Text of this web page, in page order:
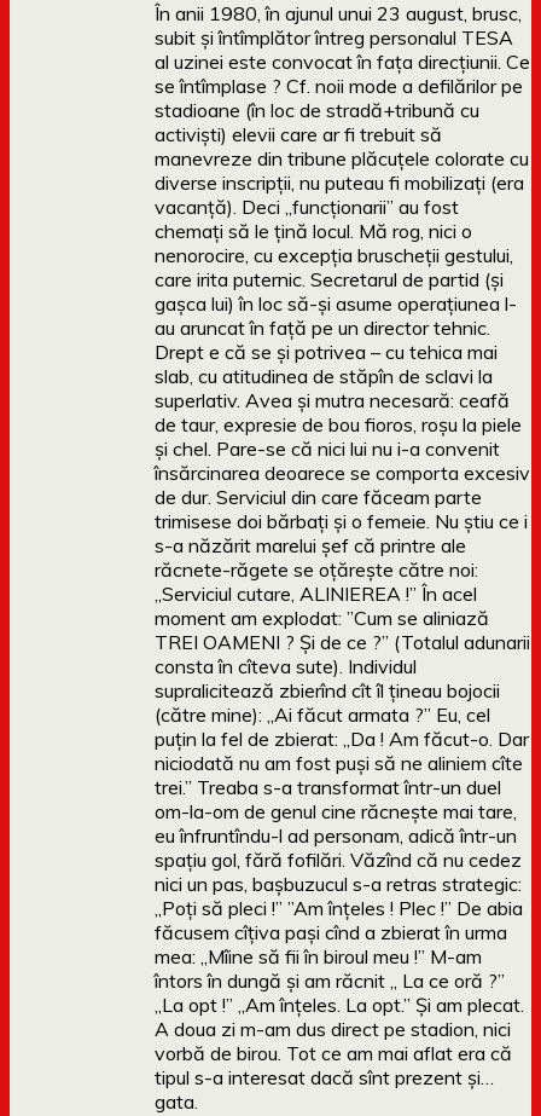
În anii 1980, în ajunul unui 23 august, brusc,
subit și întîmplător întreg personalul TESA
al uzinei este convocat în fața direcțiunii. Ce
se întîmplase ? Cf. noii mode a defilărilor pe
stadioane (în loc de stradă+tribună cu
activiști) elevii care ar fi trebuit să
manevreze din tribune plăcuțele colorate cu
diverse inscripții, nu puteau fi mobilizați (era
vacanță). Deci „funcționarii” au fost
chemați să le țină locul. Mă rog, nici o
nenorocire, cu excepția bruscheții gestului,
care irita puternic. Secretarul de partid (și
gașca lui) în loc să-și asume operațiunea l-
au aruncat în față pe un director tehnic.
Drept e că se și potrivea – cu tehica mai
slab, cu atitudinea de stăpîn de sclavi la
superlativ. Avea și mutra necesară: ceafă
de taur, expresie de bou fioros, roșu la piele
și chel. Pare-se că nici lui nu i-a convenit
însărcinarea deoarece se comporta excesiv
de dur. Serviciul din care făceam parte
trimisese doi bărbați și o femeie. Nu știu ce i
s-a năzărit marelui șef că printre ale
răcnete-răgete se oțărește către noi:
„Serviciul cutare, ALINIEREA !” În acel
moment am explodat: ”Cum se aliniază
TREI OAMENI ? Și de ce ?” (Totalul adunarii
consta în cîteva sute). Individul
supralicitează zbierînd cît îl țineau bojocii
(către mine): „Ai făcut armata ?” Eu, cel
puțin la fel de zbierat: „Da ! Am făcut-o. Dar
niciodată nu am fost puși să ne aliniem cîte
trei.” Treaba s-a transformat într-un duel
om-la-om de genul cine răcnește mai tare,
eu înfruntîndu-l ad personam, adică într-un
spațiu gol, fără fofilări. Văzînd că nu cedez
nici un pas, bașbuzucul s-a retras strategic:
„Poți să pleci !” ”Am înțeles ! Plec !” De abia
făcusem cîțiva pași cînd a zbierat în urma
mea: „Mîine să fii în biroul meu !” M-am
întors în dungă și am răcnit „ La ce oră ?”
„La opt !” „Am înțeles. La opt.” Și am plecat.
A doua zi m-am dus direct pe stadion, nici
vorbă de birou. Tot ce am mai aflat era că
tipul s-a interesat dacă sînt prezent și…
gata.